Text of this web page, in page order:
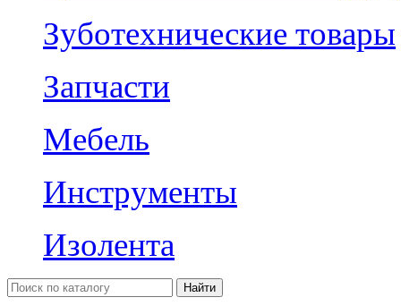
Зуботехнические товары
Запчасти
Мебель
Инструменты
Изолента